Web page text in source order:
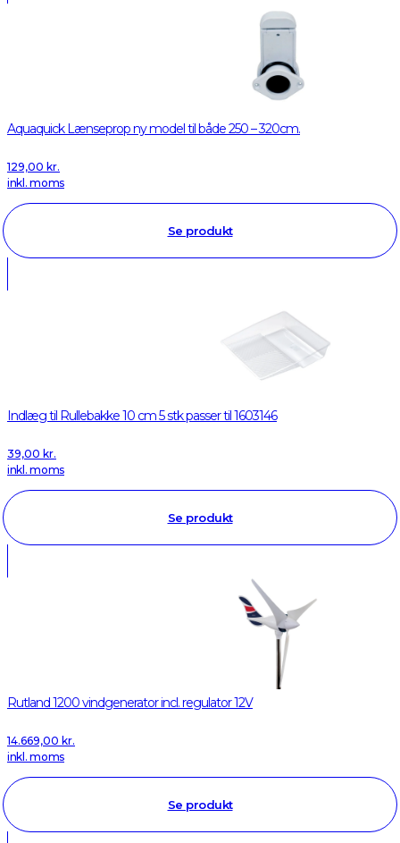
Aquaquick Lænseprop ny model til både 250 – 320cm.
129,00 kr.
inkl. moms
Se produkt
Indlæg til Rullebakke 10 cm 5 stk passer til 1603146
39,00 kr.
inkl. moms
Se produkt
Rutland 1200 vindgenerator incl. regulator 12V
14.669,00 kr.
inkl. moms
Se produkt